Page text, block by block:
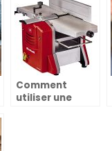
Comment
utiliser une